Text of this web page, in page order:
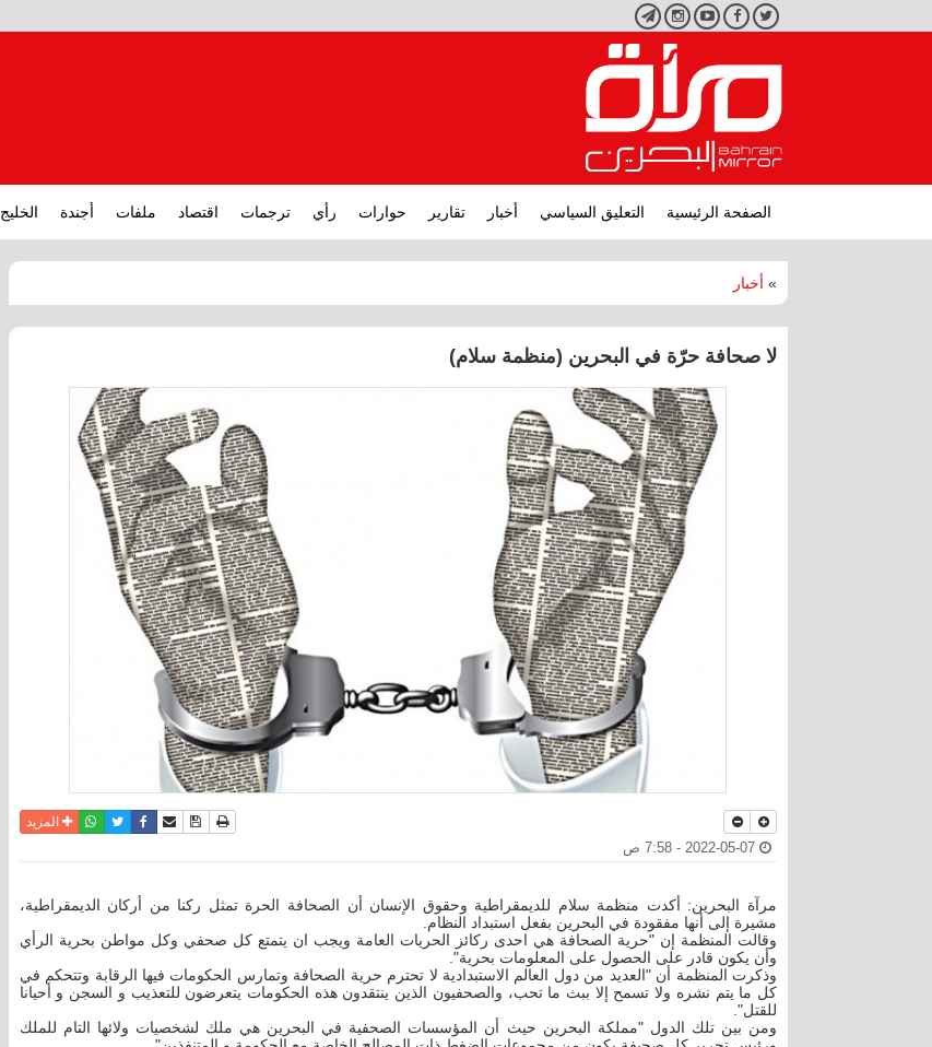
تويتر فيسبوكيوتيوبانستجرامتليجرام
الصفحة الرئيسية التعليق السياسي أخبار تقارير حوارات رأي ترجمات اقتصاد ملفات أجندة الخليج
» أخبار
لا صحافة حرّة في البحرين (منظمة سلام)
نسخة للطباعة
حفظ الموضوع
أرسل الى صديق
فيسبوكتويترواتسابالمزيد
مرآة البحرين: أكدت منظمة سلام للديمقراطية وحقوق الإنسان أن الصحافة الحرة تمثل ركنا من أركان الديمقراطية،
مشيرة إلى أنها مفقودة في البحرين بفعل استبداد النظام.
وقالت المنظمة إن "حرية الصحافة هي احدى ركائز الحريات العامة ويجب ان يتمتع كل صحفي وكل مواطن بحرية الرأي
وأن يكون قادر على الحصول على المعلومات بحرية".
وذكرت المنظمة أن "العديد من دول العالم الاستبدادية لا تحترم حرية الصحافة وتمارس الحكومات فيها الرقابة وتتحكم في
كل ما يتم نشره ولا تسمح إلا ببث ما تحب، والصحفيون الذين ينتقدون هذه الحكومات يتعرضون للتعذيب و السجن و أحيانا
للقتل".
ومن بين تلك الدول "مملكة البحرين حيث أن المؤسسات الصحفية في البحرين هي ملك لشخصيات ولائها التام للملك